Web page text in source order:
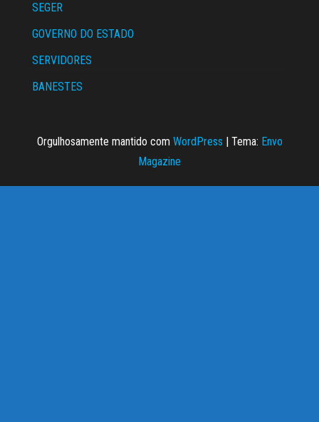
SEGER
GOVERNO DO ESTADO
SERVIDORES
BANESTES
Orgulhosamente mantido com WordPress | Tema: Envo
Magazine